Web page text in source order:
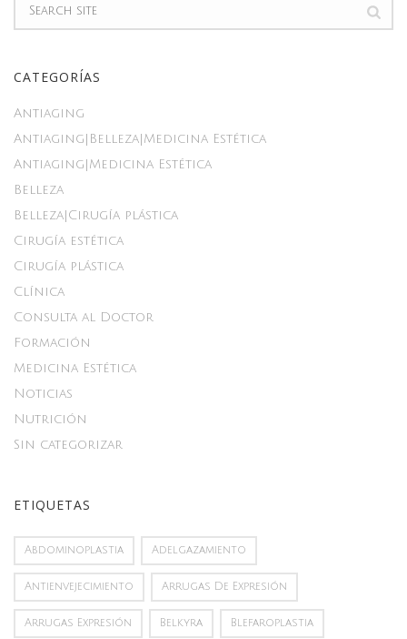
CATEGORÍAS
Antiaging
Antiaging|Belleza|Medicina Estética
Antiaging|Medicina Estética
Belleza
Belleza|Cirugía plástica
Cirugía estética
Cirugía plástica
Clínica
Consulta al Doctor
Formación
Medicina Estética
Noticias
Nutrición
Sin categorizar
ETIQUETAS
Abdominoplastia Adelgazamiento
Antienvejecimiento Arrugas De Expresión
Arrugas Expresión Belkyra Blefaroplastia